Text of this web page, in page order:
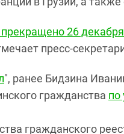
26 декабря
пресс-
", ранее Бидзина
гражданства по
гражданского